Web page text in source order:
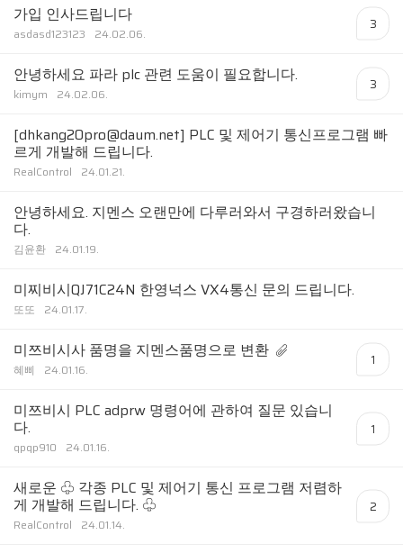
가입 인사드립니다
asdasd123123 24.02.06.
3
안녕하세요 파라 plc 관련 도움이 필요합니다.
kimym 24.02.06.
3
[dhkang20pro@daum.net] PLC 및 제어기 통신프로그램 빠
르게 개발해 드립니다.
RealControl 24.01.21.
안녕하세요. 지멘스 오랜만에 다루러와서 구경하러왔습니
다.
김윤환 24.01.19.
미찌비시QJ71C24N 한영넉스 VX4통신 문의 드립니다.
또또 24.01.17.
미쯔비시사 품명을 지멘스품명으로 변환
혜삐 24.01.16.
1
미쯔비시 PLC adprw 명령어에 관하여 질문 있습니
다.
qpqp910 24.01.16.
1
새로운 ♧ 각종 PLC 및 제어기 통신 프로그램 저렴하
게 개발해 드립니다. ♧
RealControl 24.01.14.
2